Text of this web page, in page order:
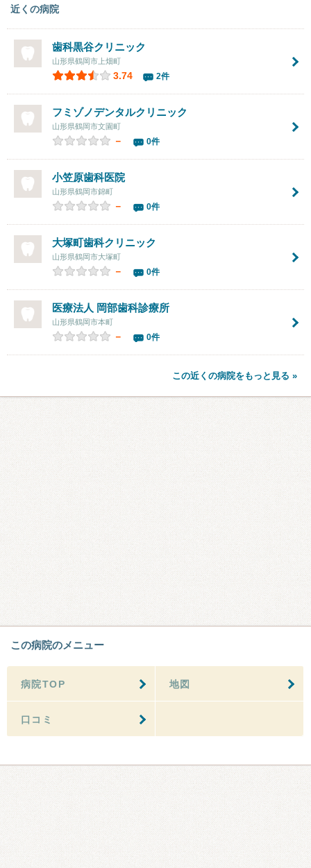
近くの病院
歯科黒谷クリニック
山形県鶴岡市上畑町
3.74 2件
フミゾノデンタルクリニック
山形県鶴岡市文園町
－ 0件
小笠原歯科医院
山形県鶴岡市錦町
－ 0件
大塚町歯科クリニック
山形県鶴岡市大塚町
－ 0件
医療法人 岡部歯科診療所
山形県鶴岡市本町
－ 0件
この近くの病院をもっと見る »
この病院のメニュー
病院TOP 地図
口コミ